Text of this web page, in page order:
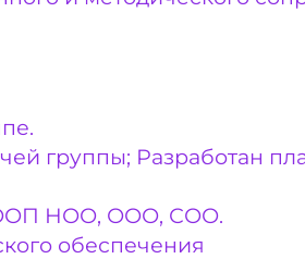
группы; Разработан
ООП НОО, ООО, СОО.
обеспечения